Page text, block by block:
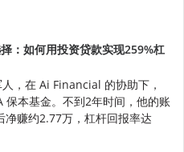
：如何用投资贷款实现259%杠
，在 Ai Financial 的协助下，
本基金。不到2年时间，他的账
净赚约2.77万，杠杆回报率达